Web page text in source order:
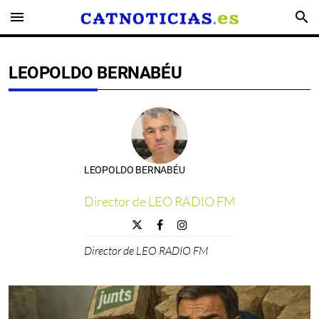
menu search
LEOPOLDO BERNABÉU
LEOPOLDO BERNABÉU
Director de LEO RADIO FM
Director de LEO RADIO FM